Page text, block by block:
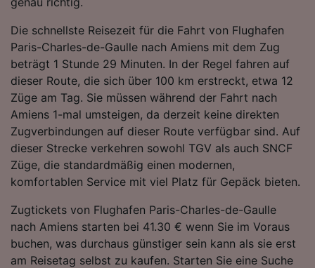
Die schnellste Reisezeit für die Fahrt von Flughafen
Paris-Charles-de-Gaulle nach Amiens mit dem Zug
beträgt 1 Stunde 29 Minuten. In der Regel fahren auf
dieser Route, die sich über 100 km erstreckt, etwa 12
Züge am Tag. Sie müssen während der Fahrt nach
Amiens 1-mal umsteigen, da derzeit keine direkten
Zugverbindungen auf dieser Route verfügbar sind. Auf
dieser Strecke verkehren sowohl TGV als auch SNCF
Züge, die standardmäßig einen modernen,
komfortablen Service mit viel Platz für Gepäck bieten.
Zugtickets von Flughafen Paris-Charles-de-Gaulle
nach Amiens starten bei 41.30 € wenn Sie im Voraus
buchen, was durchaus günstiger sein kann als sie erst
am Reisetag selbst zu kaufen. Starten Sie eine Suche
Folgendes bereitzustellen:
Verwendung genauer Standortdaten.
Endgeräteeigenschaften zur Identifikation
aktiv abfragen. Speichern von oder Zugriff auf
Informationen auf einem Endgerät.
Personalisierte Werbung und Inhalte, Messung
von Werbeleistung und der Performance von
Inhalten, Zielgruppenforschung sowie
Entwicklung und Verbesserung von
Angeboten.
Liste der Partner (Lieferanten)